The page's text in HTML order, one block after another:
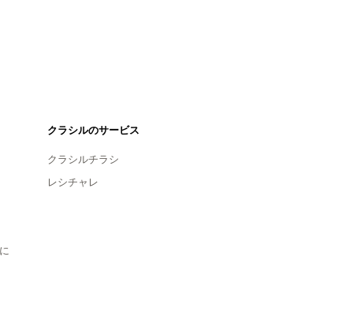
クラシルのサービス
クラシルチラシ
レシチャレ